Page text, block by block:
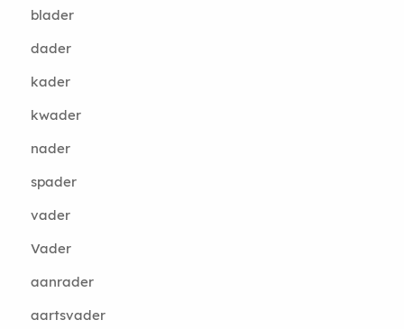
blader
dader
kader
kwader
nader
spader
vader
Vader
aanrader
aartsvader